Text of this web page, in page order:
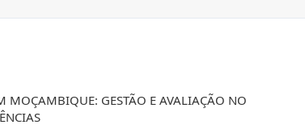
MOÇAMBIQUE: GESTÃO E AVALIAÇÃO NO